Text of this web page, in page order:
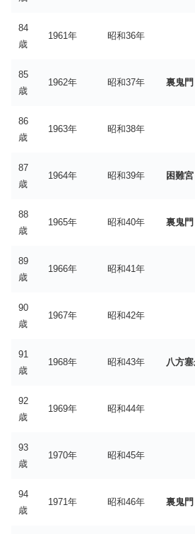
84
歳
1961年 昭和36年
85
歳
1962年 昭和37年 裏鬼門
86
歳
1963年 昭和38年
87
歳
1964年 昭和39年 困難宮
88
歳
1965年 昭和40年 裏鬼門
89
歳
1966年 昭和41年
90
歳
1967年 昭和42年
91
歳
1968年 昭和43年 八方
92
歳
1969年 昭和44年
93
歳
1970年 昭和45年
94
歳
1971年 昭和46年 裏鬼門